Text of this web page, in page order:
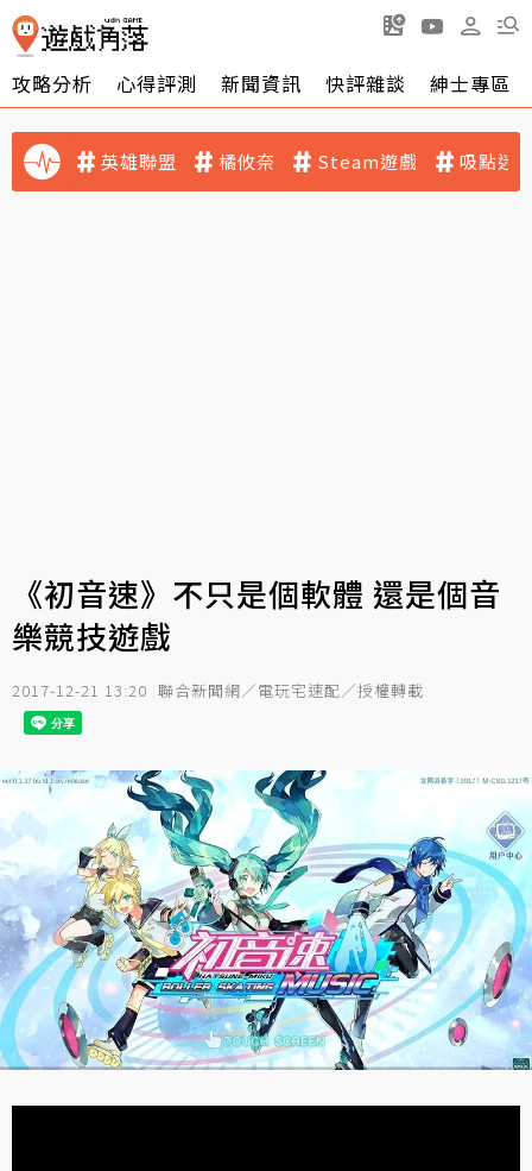
攻略分析 心得評測 新聞資訊 快評雜談 紳士專區
英雄聯盟 橘攸奈 Steam遊戲 吸點迷
《初音速》不只是個軟體 還是個音
樂競技遊戲
2017-12-21 13:20 聯合新聞網／電玩宅速配／授權轉載